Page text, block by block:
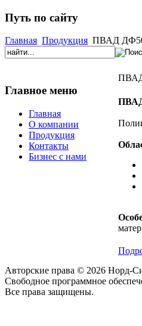
Путь по сайту
Главная Продукция ПВАД
Главное меню
Главная
О компании
Продукция
Контакты
Бизнес с нами
Авторские права © 2026 Норд-
Свободное программное
Все права защищены.